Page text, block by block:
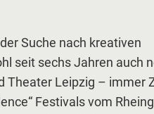
Suche nach kreativen
seit sechs Jahren auch
Theater Leipzig – immer
Festivals vom